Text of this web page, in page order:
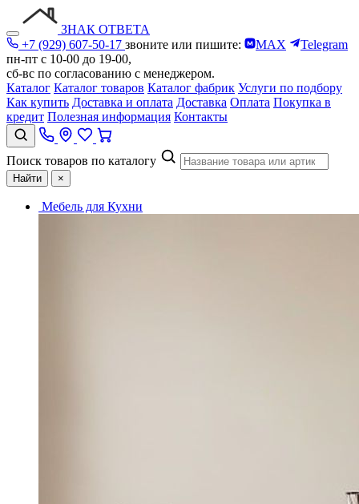
ЗНАК ОТВЕТА
+7 (929) 607-50-17 звоните или пишите: MAX
Telegram
пн-пт с 10-00 до 19-00,
сб-вс по согласованию с менеджером.
Каталог Каталог товаров Каталог фабрик Услуги по подбору
Как купить Доставка и оплата Доставка Оплата Покупка в
кредит Полезная информация Контакты
Поиск товаров по каталогу
Найти ×
Мебель для Кухни